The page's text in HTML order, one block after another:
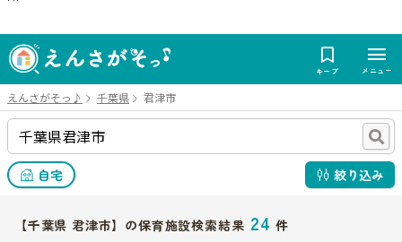
キープ メニュー
えんさがそっ♪ 千葉県 君津市
自宅 絞り込み
【千葉県 君津市】の保育施設検索結果 24 件